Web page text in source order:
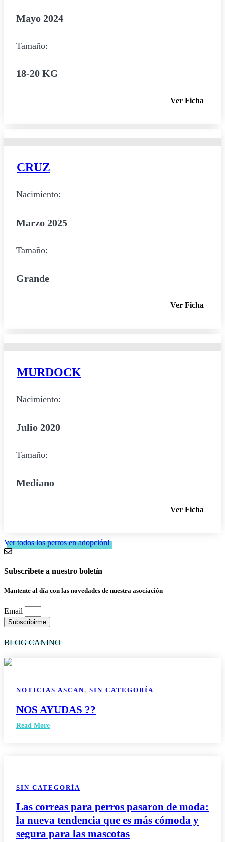
Mayo 2024
Tamaño:
18-20 KG
Ver Ficha
CRUZ
Nacimiento:
Marzo 2025
Tamaño:
Grande
Ver Ficha
MURDOCK
Nacimiento:
Julio 2020
Tamaño:
Mediano
Ver Ficha
Ver todos los perros en adopción!
Subscribete a nuestro boletín
Mantente al día con las novedades de nuestra asociación
Email
Subscribirme
BLOG CANINO
NOTICIAS ASCAN, SIN CATEGORÍA
NOS AYUDAS ??
Read More
SIN CATEGORÍA
Las correas para perros pasaron de moda:
la nueva tendencia que es más cómoda y
segura para las mascotas